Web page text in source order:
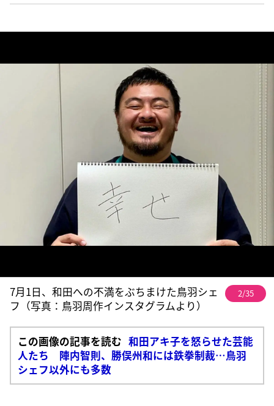
7月1日、和田への不満をぶちまけた鳥羽シェ
フ（写真：鳥羽周作インスタグラムより）
2/35
この画像の記事を読む 和田アキ子を怒らせた芸能
人たち 陣内智則、勝俣州和には鉄拳制裁…鳥羽
シェフ以外にも多数